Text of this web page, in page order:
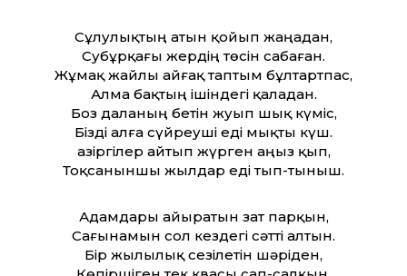
Сұлулықтың атын қойып жаңадан,
Субұрқағы жердің төсін сабаған.
Жұмақ жайлы айғақ таптым бұлтартпас,
Алма бақтың ішіндегі қаладан.
Боз даланың бетін жуып шық күміс,
Бізді алға сүйреуші еді мықты күш.
Қазіргілер айтып жүрген аңыз қып,
Тоқсаныншы жылдар еді тып-тыныш.
Адамдары айыратын зат парқын,
Сағынамын сол кездегі сәтті алтын.
Бір жылылық сезілетін шәріден,